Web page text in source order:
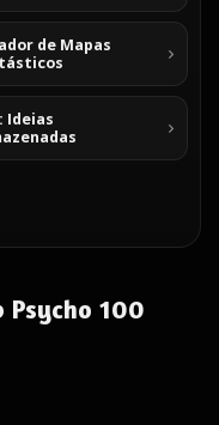
de Mapas
Ideias
Psycho 100